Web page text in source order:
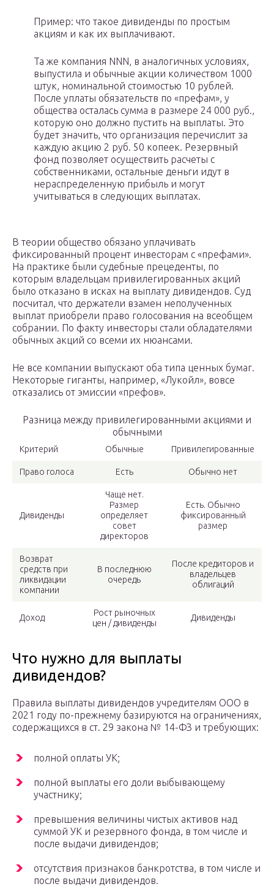
Пример: что такое дивиденды по простым
акциям и как их выплачивают.
Та же компания NNN, в аналогичных условиях,
выпустила и обычные акции количеством 1000
штук, номинальной стоимостью 10 рублей.
После уплаты обязательств по «префам», у
общества осталась сумма в размере 24 000 руб.,
которую оно должно пустить на выплаты. Это
будет значить, что организация перечислит за
каждую акцию 2 руб. 50 копеек. Резервный
фонд позволяет осуществить расчеты с
собственниками, остальные деньги идут в
нераспределенную прибыль и могут
учитываться в следующих выплатах.
В теории общество обязано уплачивать
фиксированный процент инвесторам с «префами».
На практике были судебные прецеденты, по
которым владельцам привилегированных акций
было отказано в исках на выплату дивидендов. Суд
посчитал, что держатели взамен неполученных
выплат приобрели право голосования на всеобщем
собрании. По факту инвесторы стали обладателями
обычных акций со всеми их нюансами.
Не все компании выпускают оба типа ценных бумаг.
Некоторые гиганты, например, «Лукойл», вовсе
отказались от эмиссии «префов».
Разница между привилегированными акциями и
обычными
Критерий Обычные Привилегированные
Право голоса Есть Обычно нет
Дивиденды
Чаще нет.
Размер
определяет
совет
директоров
Есть. Обычно
фиксированный
размер
Возврат
средств при
ликвидации
компании
В последнюю
очередь
После кредиторов и
владельцев
облигаций
Доход
Рост рыночных
цен / дивиденды
Дивиденды
Что нужно для выплаты
дивидендов?
Правила выплаты дивидендов учредителям ООО в
2021 году по-прежнему базируются на ограничениях,
содержащихся в ст. 29 закона № 14-ФЗ и требующих:
полной оплаты УК;
полной выплаты его доли выбывающему
участнику;
превышения величины чистых активов над
суммой УК и резервного фонда, в том числе и
после выдачи дивидендов;
отсутствия признаков банкротства, в том числе и
после выдачи дивидендов.